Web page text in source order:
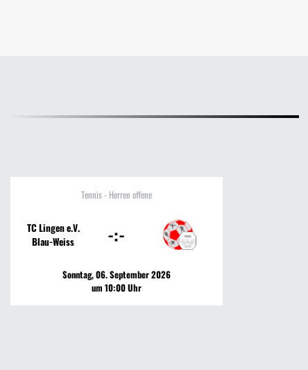
Tennis - Herren offene
TC Lingen e.V.
Blau-Weiss
-:-
Sonntag, 06. September 2026
um 10:00 Uhr